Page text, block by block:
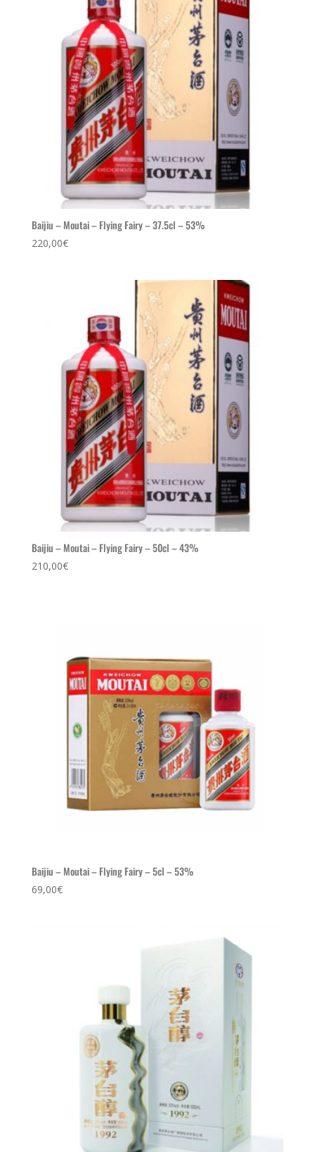
Baijiu – Moutai – Flying Fairy – 37.5cl – 53%
220,00€
Baijiu – Moutai – Flying Fairy – 50cl – 43%
210,00€
Baijiu – Moutai – Flying Fairy – 5cl – 53%
69,00€